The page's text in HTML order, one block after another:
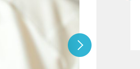
『アイ＝ラブ！げーみんぐ』＝LOV
E齋藤樹愛羅＆佐々木舞香SPインタ